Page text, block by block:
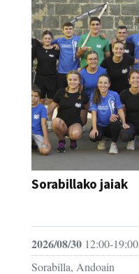
Sorabillako jaiak
2026/08/30 12:00-19:00
Sorabilla, Andoain